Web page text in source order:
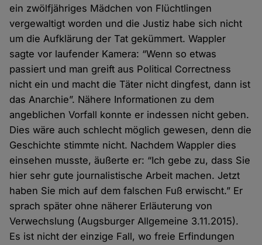
ein zwölfjähriges Mädchen von Flüchtlingen
vergewaltigt worden und die Justiz habe sich nicht
um die Aufklärung der Tat gekümmert. Wappler
sagte vor laufender Kamera: “Wenn so etwas
passiert und man greift aus Political Correctness
nicht ein und macht die Täter nicht dingfest, dann ist
das Anarchie”. Nähere Informationen zu dem
angeblichen Vorfall konnte er indessen nicht geben.
Dies wäre auch schlecht möglich gewesen, denn die
Geschichte stimmte nicht. Nachdem Wappler dies
einsehen musste, äußerte er: “Ich gebe zu, dass Sie
hier sehr gute journalistische Arbeit machen. Jetzt
haben Sie mich auf dem falschen Fuß erwischt.” Er
sprach später ohne näherer Erläuterung von
Verwechslung (Augsburger Allgemeine 3.11.2015).
Es ist nicht der einzige Fall, wo freie Erfindungen